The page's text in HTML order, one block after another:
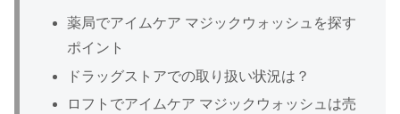
薬局でアイムケア マジックウォッシュを探す
ポイント
ドラッグストアでの取り扱い状況は？
ロフトでアイムケア マジックウォッシュは売